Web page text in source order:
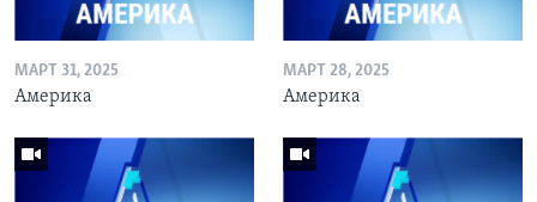
МАРТ 31, 2025
Америка
МАРТ 28, 2025
Америка